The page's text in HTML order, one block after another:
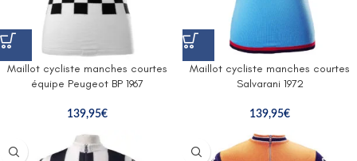
Maillot cycliste manches courtes
équipe Peugeot BP 1967
139,95€
Maillot cycliste manches courtes
Salvarani 1972
139,95€